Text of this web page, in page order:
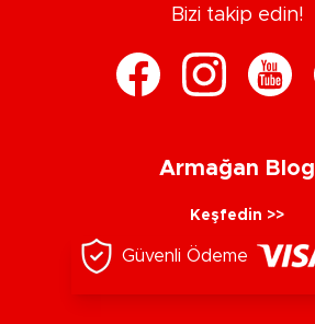
Bizi takip edin!
Armağan Blog
Keşfedin >>
Güvenli Ödeme